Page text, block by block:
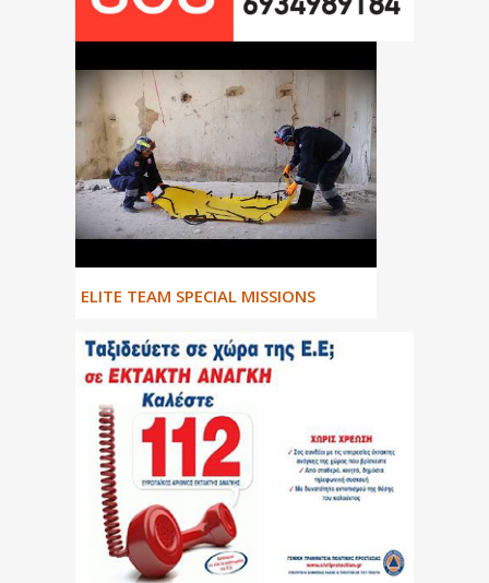
ΕLITE TEAM SPECIAL MISSIONS